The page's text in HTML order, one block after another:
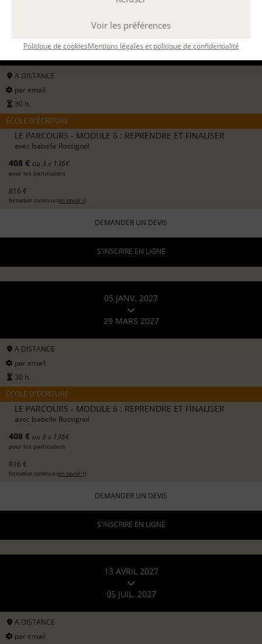
Voir les préférences
Politique de cookiesMentions légales et politique de confidentialité
22 SEPT. 2026
14 DÉC. 2026
A DISTANCE
par email
30 h.
ÉCOLE D'ÉCRITURE
LE PARCOURS - MODULE 6 : REPRENDRE ET FINALISER
avec Isabelle Rossignol
408 € ou 3 x 136€
pour les particuliers
816 €
formation continue (en savoir +)
DEMANDER UN DEVIS
S'INSCRIRE EN LIGNE
05 JANV. 2027
29 MARS 2027
A DISTANCE
par email
30 h.
ÉCOLE D'ÉCRITURE
LE PARCOURS - MODULE 6 : REPRENDRE ET FINALISER
avec Isabelle Rossignol
408 € ou 3 x 136€
pour les particuliers
816 €
formation continue (en savoir +)
DEMANDER UN DEVIS
S'INSCRIRE EN LIGNE
13 AVRIL 2027
05 JUIL. 2027
A DISTANCE
par email